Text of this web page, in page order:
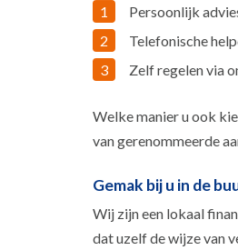
Persoonlijk
Telefonische
Zelf regelen via
Welke manier u ook
van gerenommeerde
Gemak bij u in de
Wij zijn een lokaal
dat uzelf de wijze van